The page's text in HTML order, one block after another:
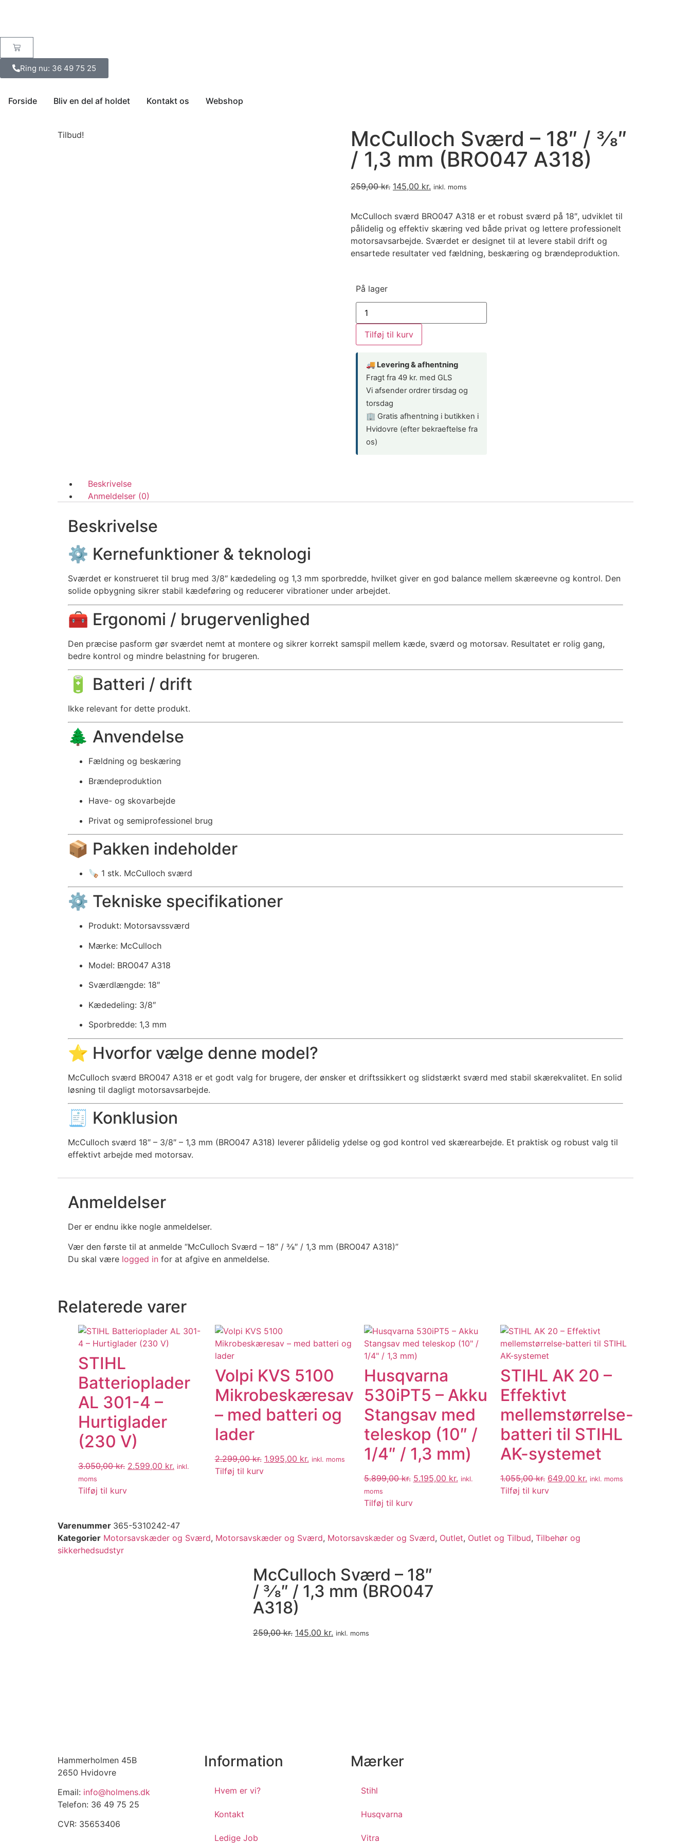
Ring nu: 36 49 75 25
Forside Bliv en del af holdet Kontakt os Webshop
Tilbud!
McCulloch Sværd – 18″ / 3⁄8″
/ 1,3 mm (BRO047 A318)
259,00kr. 145,00 kr. inkl. moms
McCulloch sværd BRO047 A318 er et robust sværd på 18″, udviklet til
pålidelig og effektiv skæring ved både privat og lettere professionelt
motorsavsarbejde. Sværdet er designet til at levere stabil drift og
ensartede resultater ved fældning, beskæring og brændeproduktion.
På lager
Tilføj til kurv
🚚 Levering & afhentning
Fragt fra 49 kr. med GLS
Vi afsender ordrer tirsdag og
torsdag
🏢 Gratis afhentning i butikken i
Hvidovre (efter bekraeftelse fra
os)
Beskrivelse
Anmeldelser (0)
Beskrivelse
⚙️ Kernefunktioner & teknologi
Sværdet er konstrueret til brug med 3/8″ kædedeling og 1,3 mm sporbredde, hvilket giver en god balance mellem skæreevne og kontrol. Den
solide opbygning sikrer stabil kædeføring og reducerer vibrationer under arbejdet.
🧰 Ergonomi / brugervenlighed
Den præcise pasform gør sværdet nemt at montere og sikrer korrekt samspil mellem kæde, sværd og motorsav. Resultatet er rolig gang,
bedre kontrol og mindre belastning for brugeren.
🔋 Batteri / drift
Ikke relevant for dette produkt.
🌲 Anvendelse
Fældning og beskæring
Brændeproduktion
Have- og skovarbejde
Privat og semiprofessionel brug
📦 Pakken indeholder
🪚 1 stk. McCulloch sværd
⚙️ Tekniske specifikationer
Produkt: Motorsavssværd
Mærke: McCulloch
Model: BRO047 A318
Sværdlængde: 18″
Kædedeling: 3/8″
Sporbredde: 1,3 mm
⭐ Hvorfor vælge denne model?
McCulloch sværd BRO047 A318 er et godt valg for brugere, der ønsker et driftssikkert og slidstærkt sværd med stabil skærekvalitet. En solid
løsning til dagligt motorsavsarbejde.
🧾 Konklusion
McCulloch sværd 18″ – 3/8″ – 1,3 mm (BRO047 A318) leverer pålidelig ydelse og god kontrol ved skærearbejde. Et praktisk og robust valg til
effektivt arbejde med motorsav.
Anmeldelser
Der er endnu ikke nogle anmeldelser.
Vær den første til at anmelde “McCulloch Sværd – 18″ / 3⁄8″ / 1,3 mm (BRO047 A318)”
Du skal være logged in for at afgive en anmeldelse.
Relaterede varer
STIHL
Batterioplader
AL 301-4 –
Hurtiglader
(230 V)
3.050,00kr. 2.599,00 kr. inkl.
moms
Tilføj til kurv
Volpi KVS 5100
Mikrobeskæresav
– med batteri og
lader
2.299,00kr. 1.995,00 kr. inkl. moms
Tilføj til kurv
Husqvarna
530iPT5 – Akku
Stangsav med
teleskop (10″ /
1/4″ / 1,3 mm)
5.899,00kr. 5.195,00 kr. inkl.
moms
Tilføj til kurv
STIHL AK 20 –
Effektivt
mellemstørrelse-
batteri til STIHL
AK-systemet
1.055,00kr. 649,00 kr. inkl. moms
Tilføj til kurv
Varenummer 365-5310242-47
Kategorier Motorsavskæder og Sværd, Motorsavskæder og Sværd, Motorsavskæder og Sværd, Outlet, Outlet og Tilbud, Tilbehør og
sikkerhedsudstyr
McCulloch Sværd – 18″
/ 3⁄8″ / 1,3 mm (BRO047
A318)
259,00kr. 145,00 kr. inkl. moms
Hammerholmen 45B
2650 Hvidovre
Email: info@holmens.dk
Telefon: 36 49 75 25
CVR: 35653406
Information
Hvem er vi?
Kontakt
Ledige Job
Mærker
Stihl
Husqvarna
Vitra